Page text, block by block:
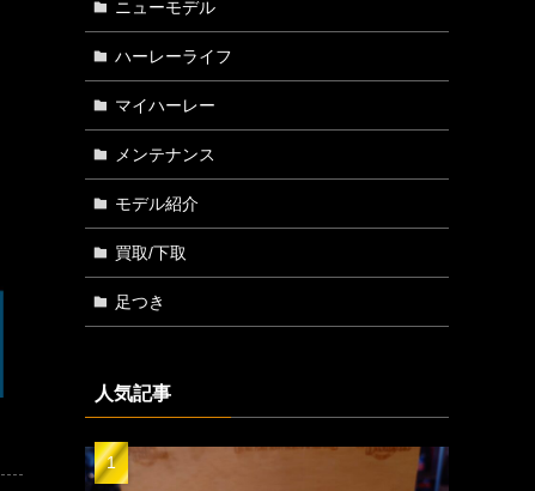
ニューモデル
ハーレーライフ
マイハーレー
メンテナンス
モデル紹介
買取/下取
足つき
人気記事